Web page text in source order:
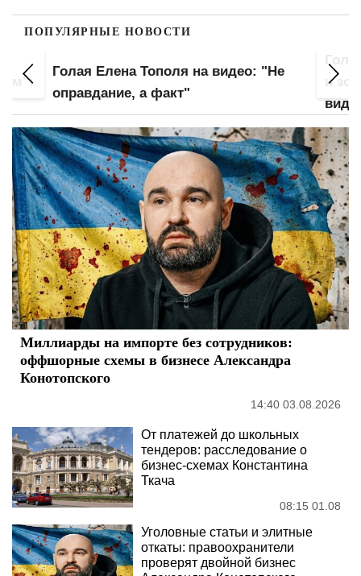
ПОПУЛЯРНЫЕ НОВОСТИ
Голая Елена Тополя на видео: "Не
оправдание, а факт"
и
Миллиарды на импорте без сотрудников:
оффшорные схемы в бизнесе Александра
Конотопского
14:40 03.08.2026
От платежей до школьных
тендеров: расследование о
бизнес-схемах Константина
Ткача
08:15 01.08
Уголовные статьи и элитные
откаты: правоохранители
проверят двойной бизнес